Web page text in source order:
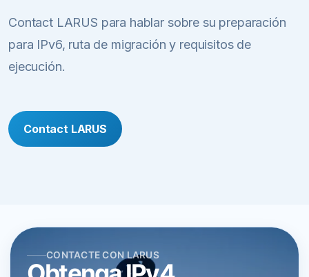
Contact LARUS para hablar sobre su preparación
para IPv6, ruta de migración y requisitos de
ejecución.
Contact LARUS
CONTACTE CON LARUS